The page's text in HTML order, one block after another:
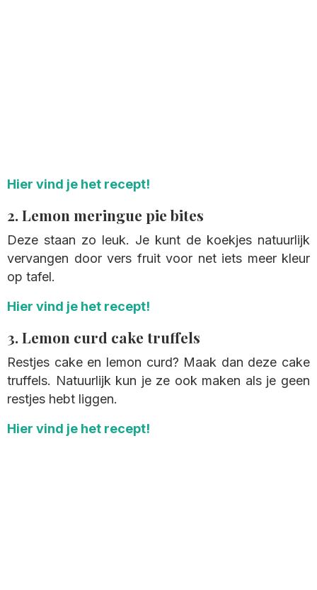
Hier vind je het recept!
2. Lemon meringue pie bites
Deze staan zo leuk. Je kunt de koekjes natuurlijk
vervangen door vers fruit voor net iets meer kleur
op tafel.
Hier vind je het recept!
3. Lemon curd cake truffels
Restjes cake en lemon curd? Maak dan deze cake
truffels. Natuurlijk kun je ze ook maken als je geen
restjes hebt liggen.
Hier vind je het recept!